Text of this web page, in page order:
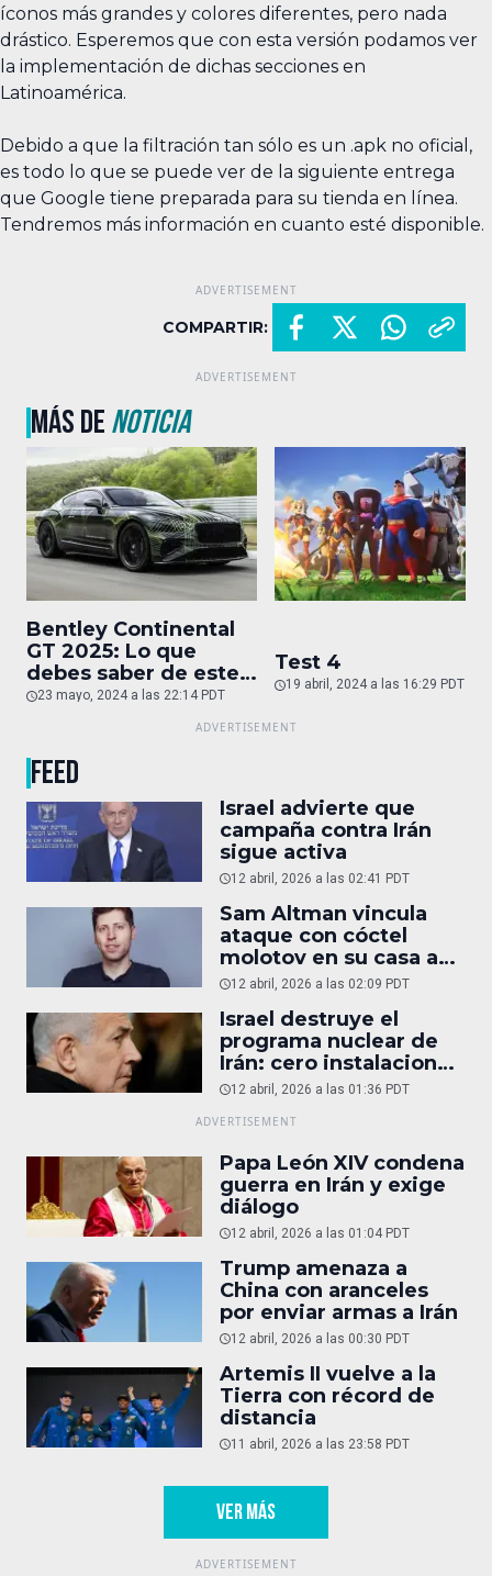
íconos más grandes y colores diferentes, pero nada
drástico. Esperemos que con esta versión podamos ver
la implementación de dichas secciones en
Latinoamérica.
Debido a que la filtración tan sólo es un .apk no oficial,
es todo lo que se puede ver de la siguiente entrega
que Google tiene preparada para su tienda en línea.
Tendremos más información en cuanto esté disponible.
COMPARTIR:
MÁS DENOTICIA
Bentley Continental
GT 2025: Lo que
debes saber de este
auto de superlujo
23 mayo, 2024 a las 22:14 PDT
Test 4
19 abril, 2024 a las 16:29 PDT
FEED
Israel advierte que
campaña contra Irán
sigue activa
12 abril, 2026 a las 02:41 PDT
Sam Altman vincula
ataque con cóctel
molotov en su casa a
reportaje
12 abril, 2026 a las 02:09 PDT
Israel destruye el
programa nuclear de
Irán: cero instalaciones
operativas
12 abril, 2026 a las 01:36 PDT
Papa León XIV condena
guerra en Irán y exige
diálogo
12 abril, 2026 a las 01:04 PDT
Trump amenaza a
China con aranceles
por enviar armas a Irán
12 abril, 2026 a las 00:30 PDT
Artemis II vuelve a la
Tierra con récord de
distancia
11 abril, 2026 a las 23:58 PDT
VER MÁS